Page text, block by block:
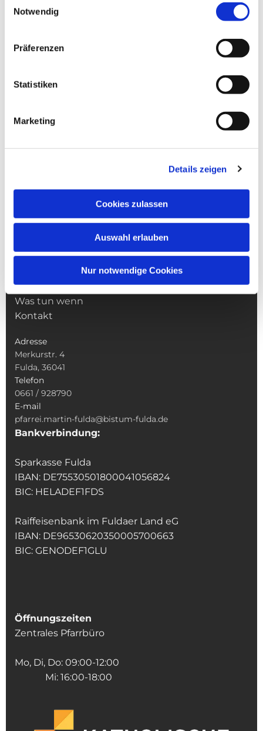
Notwendig
Präferenzen
Statistiken
Marketing
Details zeigen
Cookies zulassen
Auswahl erlauben
Nur notwendige Cookies
Sakramente
Veranstaltungen & Angebote
Kindertagesstätte St. Andreas
Was tun wenn
Kontakt
Adresse
Merkurstr. 4
Fulda, 36041
Telefon
0661 / 928790
E-mail
pfarrei.martin-fulda@bistum-fulda.de
Bankverbindung:
Sparkasse Fulda
IBAN: DE75530501800041056824
BIC: HELADEF1FDS
Raiffeisenbank im Fuldaer Land eG
IBAN: DE96530620350005700663
BIC: GENODEF1GLU
Öffnungszeiten
Zentrales Pfarrbüro
Mo, Di, Do: 09:00-12:00
Mi: 16:00-18:00